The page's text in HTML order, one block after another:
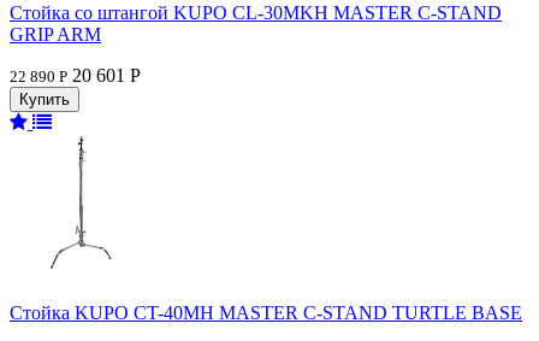
Стойка со штангой KUPO CL-30MKH MASTER C-STAND
GRIP ARM
22 890 Р 20 601 Р
Стойка KUPO CT-40MH MASTER C-STAND TURTLE BASE